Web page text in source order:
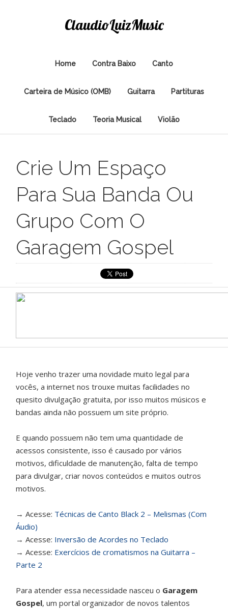
ClaudioLuizMusic
Home Contra Baixo Canto
Carteira de Músico (OMB) Guitarra Partituras
Teclado Teoria Musical Violão
Crie Um Espaço
Para Sua Banda Ou
Grupo Com O
Garagem Gospel
Hoje venho trazer uma novidade muito legal para
vocês, a internet nos trouxe muitas facilidades no
quesito divulgação gratuita, por isso muitos músicos e
bandas ainda não possuem um site próprio.
E quando possuem não tem uma quantidade de
acessos consistente, isso é causado por vários
motivos, dificuldade de manutenção, falta de tempo
para divulgar, criar novos conteúdos e muitos outros
motivos.
→ Acesse: Técnicas de Canto Black 2 – Melismas (Com
Áudio)
→ Acesse: Inversão de Acordes no Teclado
→ Acesse: Exercícios de cromatismos na Guitarra –
Parte 2
Para atender essa necessidade nasceu o Garagem
Gospel, um portal organizador de novos talentos